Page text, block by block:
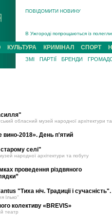
ПОВІДОМИТИ НОВИНУ
В Ужгороді попрощаються із
В Ужгороді 5 серпня
Підтвердили загибель захисника
На війні з рф поліг військовий з
КУЛЬТУРА КРИМІНАЛ СПОРТ
ЗМІ ПАРТІЇ БРЕНДИ
обласний музей народної архітектури та
вино-2018». День п'ятий
селі"
народної архітектури та побуту
проведення різдвяного
"Тиха ніч. Традиції і сучасність".
Ілько"
колективу «BREVIS»
театр